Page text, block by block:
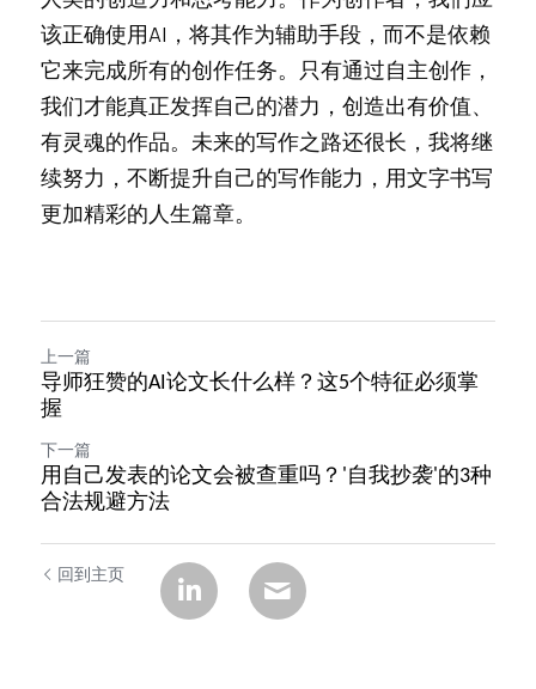
该正确使用AI，将其作为辅助手段，而不是依赖
它来完成所有的创作任务。只有通过自主创作，
我们才能真正发挥自己的潜力，创造出有价值、
有灵魂的作品。未来的写作之路还很长，我将继
续努力，不断提升自己的写作能力，用文字书写
更加精彩的人生篇章。
上一篇
导师狂赞的AI论文长什么样？这5个特征必须掌
握
下一篇
用自己发表的论文会被查重吗？'自我抄袭'的3种
合法规避方法
回到主页